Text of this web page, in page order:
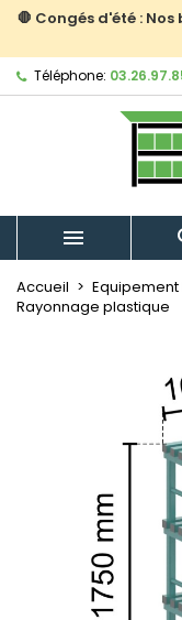
🛑 Congés d'été :
Téléphone:

Accueil Equipement
Rayonnage plastique